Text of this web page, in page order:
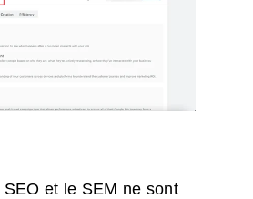
et le SEM ne sont